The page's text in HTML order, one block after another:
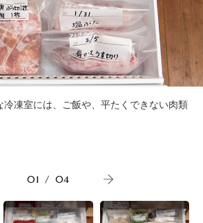
冷凍室には、ご飯や、平たくできない肉類
01 / 04